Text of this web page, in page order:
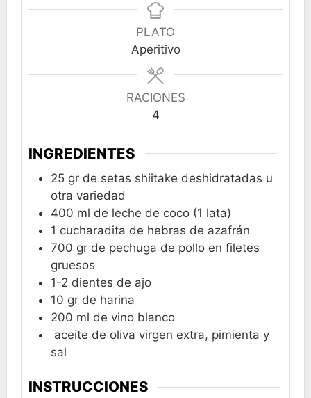
PLATO
Aperitivo
RACIONES
4
INGREDIENTES
25 gr de setas shiitake deshidratadas u
otra variedad
400 ml de leche de coco (1 lata)
1 cucharadita de hebras de azafrán
700 gr de pechuga de pollo en filetes
gruesos
1-2 dientes de ajo
10 gr de harina
200 ml de vino blanco
aceite de oliva virgen extra, pimienta y
sal
INSTRUCCIONES